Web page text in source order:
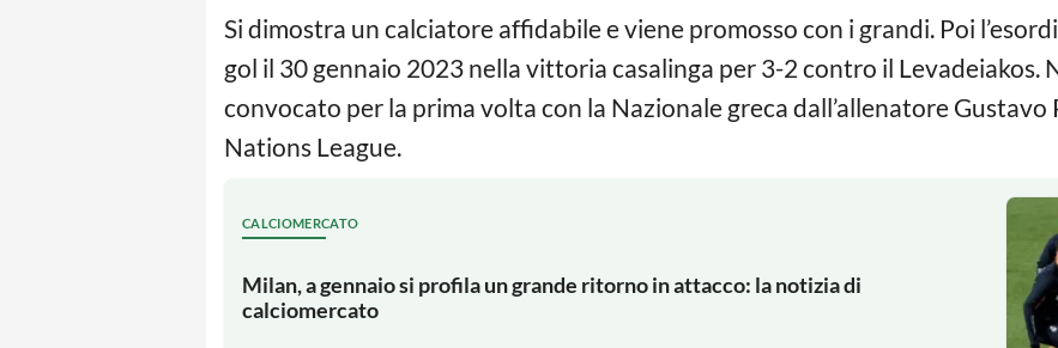
Si dimostra un calciatore affidabile e viene promosso con i grandi. Poi
gol il 30 gennaio 2023 nella vittoria casalinga per 3-2 contro il Levadeiakos.
convocato per la prima volta con la Nazionale greca dall’allenatore
Nations League.
CALCIOMERCATO
Milan, a gennaio si profila un grande ritorno in attacco: la notizia di
calciomercato